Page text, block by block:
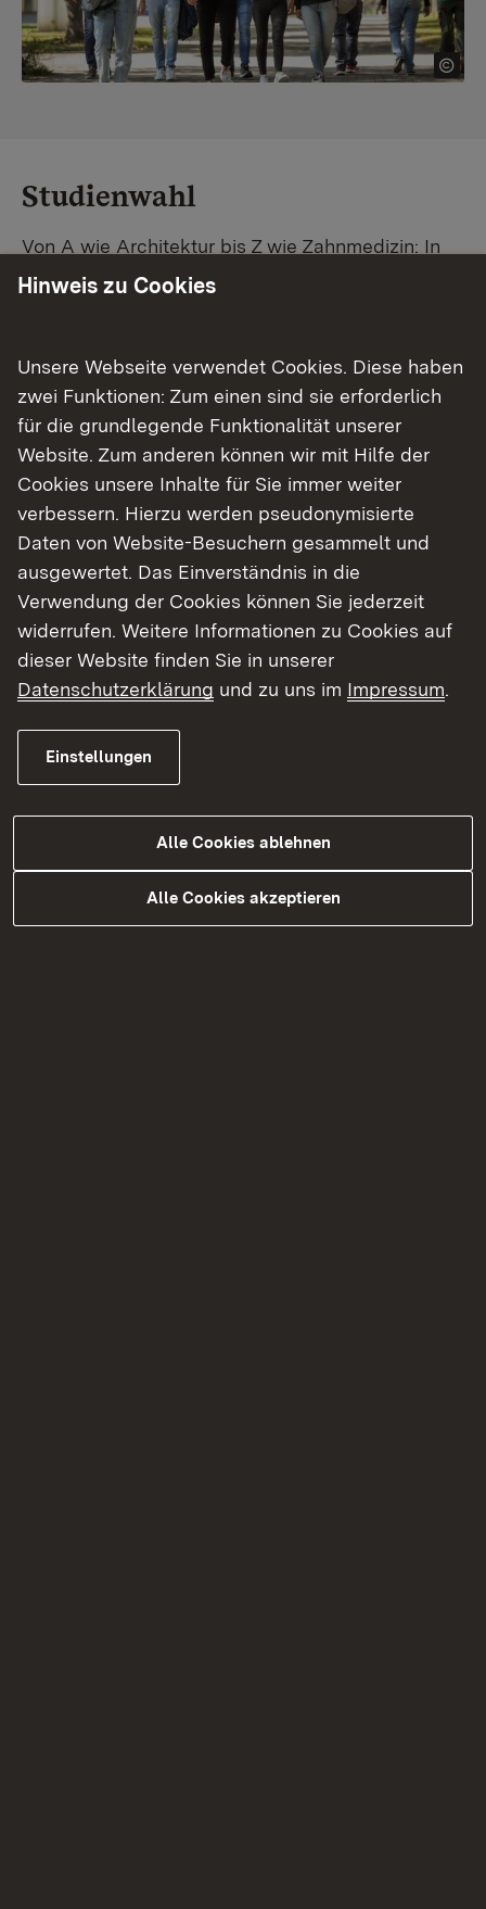
Studienwahl
Von A wie Architektur bis Z wie Zahnmedizin: In
Baden-Württemberg warten unzählige
Studiengangsuche schnell den passenden
Studienplatz. Außerdem gibt's eine Schritt-für-
Schritt-Anleitung zu deinem Traum-Studium.
Finde dein Studium in Baden-Württemberg
Hinweis zu Cookies
Unsere Webseite verwendet Cookies. Diese haben
zwei Funktionen: Zum einen sind sie erforderlich
für die grundlegende Funktionalität unserer
Website. Zum anderen können wir mit Hilfe der
Cookies unsere Inhalte für Sie immer weiter
verbessern. Hierzu werden pseudonymisierte
Daten von Website-Besuchern gesammelt und
ausgewertet. Das Einverständnis in die
Verwendung der Cookies können Sie jederzeit
widerrufen. Weitere Informationen zu Cookies auf
dieser Website finden Sie in unserer
Datenschutzerklärung und zu uns im Impressum.
Einstellungen
Alle Cookies ablehnen
Alle Cookies akzeptieren